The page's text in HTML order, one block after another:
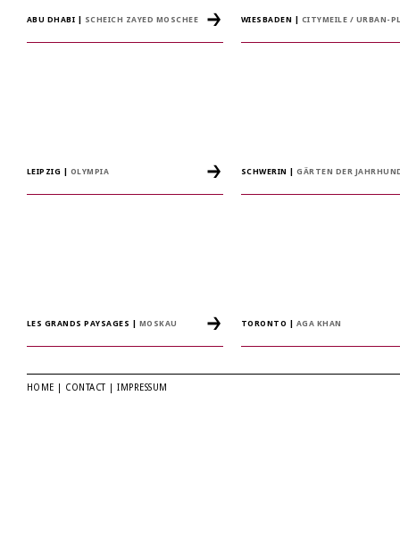
ABU DHABI SCHEICH ZAYED MOSCHEE WIESBADEN CITYMEILE / URBAN-
LEIPZIG OLYMPIA SCHWERIN |GÄRTEN DER
LES GRANDS PAYSAGES MOSKAU TORONTO AGA KHAN
HOME CONTACT |IMPRESSUM